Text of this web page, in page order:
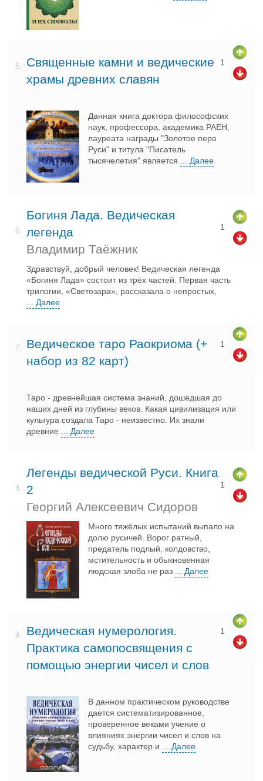
5.
Священные камни и ведические
храмы древних славян
1
Данная книга доктора философских
наук, профессора, академика РАЕН,
лауреата награды "Золотое перо
Руси" и титула "Писатель
тысячелетия" является
... Далее
6.
Богиня Лада. Ведическая
легенда
Владимир Таёжник
1
Здравствуй, добрый человек! Ведическая легенда
«Богиня Лада» состоит из трёх частей. Первая часть
трилогии, «Светозара», рассказала о непростых,
... Далее
7.
Ведическое таро Раокриома (+
набор из 82 карт)
1
Таро - древнейшая система знаний, дошедшая до
наших дней из глубины веков. Какая цивилизация или
культура создала Таро - неизвестно. Их знали
древние
... Далее
8.
Легенды ведической Руси. Книга
2
Георгий Алексеевич Сидоров
1
Много тяжёлых испытаний выпало на
долю русичей. Ворог ратный,
предатель подлый, колдовство,
мстительность и обыкновенная
людская злоба не раз
... Далее
9.
Ведическая нумерология.
Практика самопосвящения с
помощью энергии чисел и слов
1
В данном практическом руководстве
дается систематизированное,
проверенное веками учение о
влияниях энергии чисел и слов на
судьбу, характер и
... Далее